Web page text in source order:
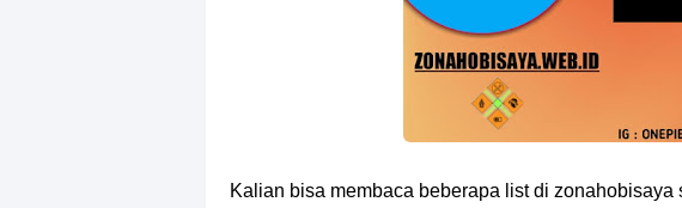
Cara Membuat Linktree Instagram, Sangat Mudah
7 Fakta Gaban One Piece, Orang Yang Telah
Kalian bisa membaca beberapa list di zonahobisaya